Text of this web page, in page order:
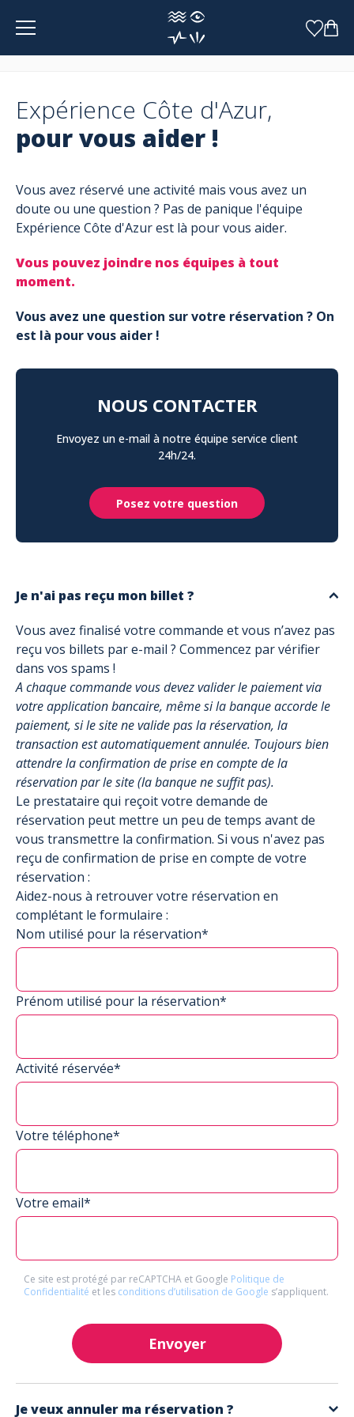
Panneau de gestion des cookies
Expérience Côte d'Azur,
pour vous aider !
Vous avez réservé une activité mais vous avez un
doute ou une question ? Pas de panique l'équipe
Expérience Côte d'Azur est là pour vous aider.
Vous pouvez joindre nos équipes à tout
moment.
Vous avez une question sur votre réservation ? On
est là pour vous aider !
NOUS CONTACTER
Envoyez un e-mail à notre équipe service client
24h/24.
Posez votre question
Je n'ai pas reçu mon billet ?
Vous avez finalisé votre commande et vous n’avez pas
reçu vos billets par e-mail ? Commencez par vérifier
dans vos spams !
A chaque commande vous devez valider le paiement via
votre application bancaire, même si la banque accorde le
paiement, si le site ne valide pas la réservation, la
transaction est automatiquement annulée. Toujours bien
attendre la confirmation de prise en compte de la
réservation par le site (la banque ne suffit pas).
Le prestataire qui reçoit votre demande de
réservation peut mettre un peu de temps avant de
vous transmettre la confirmation. Si vous n'avez pas
reçu de confirmation de prise en compte de votre
réservation :
Aidez-nous à retrouver votre réservation en
complétant le formulaire :
Nom utilisé pour la réservation*
Prénom utilisé pour la réservation*
Activité réservée*
Votre téléphone*
Votre email*
Ce site est protégé par reCAPTCHA et Google Politique de
Confidentialité et les conditions d’utilisation de Google s’appliquent.
Envoyer
Je veux annuler ma réservation ?